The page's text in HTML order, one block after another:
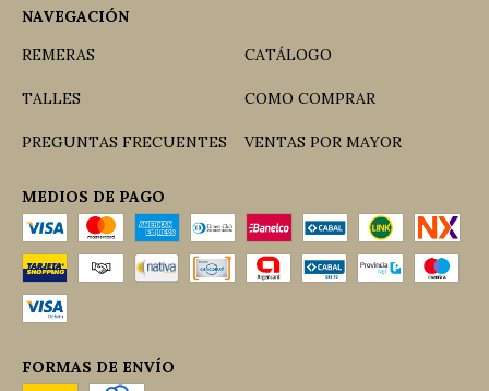
NAVEGACIÓN
REMERAS
CATÁLOGO
TALLES COMO COMPRAR
PREGUNTAS FRECUENTES VENTAS POR MAYOR
MEDIOS DE PAGO
FORMAS DE ENVÍO